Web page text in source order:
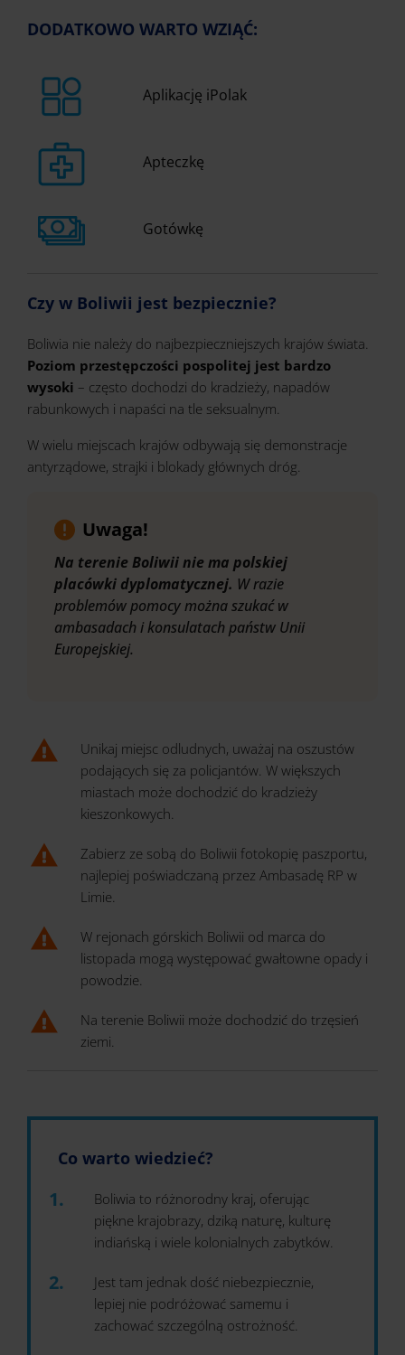
DODATKOWO WARTO WZIĄĆ:
Aplikację iPolak
Apteczkę
Gotówkę
Czy w Boliwii jest bezpiecznie?
Boliwia nie należy do najbezpieczniejszych krajów świata.
Poziom przestępczości pospolitej jest bardzo
wysoki – często dochodzi do kradzieży, napadów
rabunkowych i napaści na tle seksualnym.
W wielu miejscach krajów odbywają się demonstracje
antyrządowe, strajki i blokady głównych dróg.
Uwaga!
Na terenie Boliwii nie ma polskiej
placówki dyplomatycznej. W razie
problemów pomocy można szukać w
ambasadach i konsulatach państw Unii
Europejskiej.
Unikaj miejsc odludnych, uważaj na oszustów
podających się za policjantów. W większych
miastach może dochodzić do kradzieży
kieszonkowych.
Zabierz ze sobą do Boliwii fotokopię paszportu,
najlepiej poświadczaną przez Ambasadę RP w
Limie.
W rejonach górskich Boliwii od marca do
listopada mogą występować gwałtowne opady i
powodzie.
Na terenie Boliwii może dochodzić do trzęsień
ziemi.
Co warto wiedzieć?
Boliwia to różnorodny kraj, oferując
piękne krajobrazy, dziką naturę, kulturę
indiańską i wiele kolonialnych zabytków.
Jest tam jednak dość niebezpiecznie,
lepiej nie podróżować samemu i
zachować szczególną ostrożność.